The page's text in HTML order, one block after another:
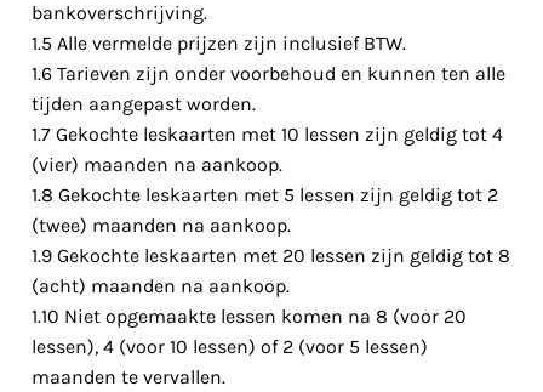
bankoverschrijving.
1.5 Alle vermelde prijzen zijn inclusief BTW.
1.6 Tarieven zijn onder voorbehoud en kunnen ten alle
tijden aangepast worden.
1.7 Gekochte leskaarten met 10 lessen zijn geldig tot 4
(vier) maanden na aankoop.
1.8 Gekochte leskaarten met 5 lessen zijn geldig tot 2
(twee) maanden na aankoop.
1.9 Gekochte leskaarten met 20 lessen zijn geldig tot 8
(acht) maanden na aankoop.
1.10 Niet opgemaakte lessen komen na 8 (voor 20
lessen), 4 (voor 10 lessen) of 2 (voor 5 lessen)
maanden te vervallen.